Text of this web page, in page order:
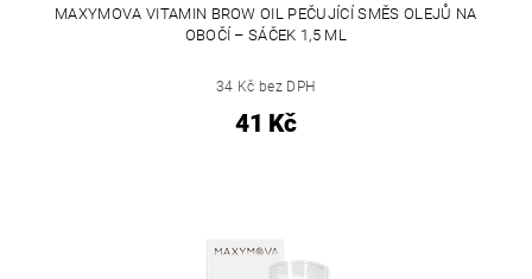
MAXYMOVA VITAMIN BROW OIL PEČUJÍCÍ SMĚS OLEJŮ NA
OBOČÍ – SÁČEK 1,5 ML
34 Kč bez DPH
41 Kč